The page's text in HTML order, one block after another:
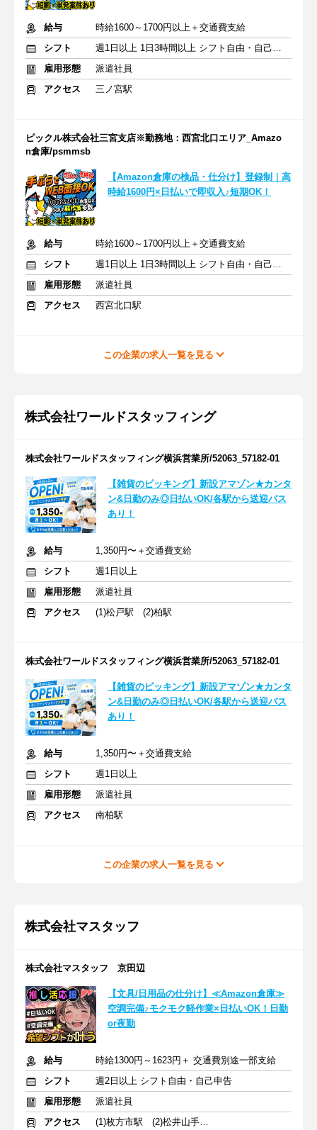
給与
時給1600～1700円以上＋交通費支給
シフト
週1日以上 1日3時間以上 シフト自由・自己申告
雇用形態
派遣社員
アクセス
三ノ宮駅
ピックル株式会社三宮支店※勤務地：西宮北口エリア_Amazo
n倉庫/psmmsb
【Amazon倉庫の検品・仕分け】登録制｜高
時給1600円×日払いで即収入♪短期OK！
給与
時給1600～1700円以上＋交通費支給
シフト
週1日以上 1日3時間以上 シフト自由・自己申告
雇用形態
派遣社員
アクセス
西宮北口駅
この企業の求人一覧を見る
株式会社ワールドスタッフィング
株式会社ワールドスタッフィング横浜営業所/52063_57182-01
【雑貨のピッキング】新設アマゾン★カンタ
ン&日勤のみ◎日払いOK/各駅から送迎バス
あり！
給与
1,350円〜＋交通費支給
シフト
週1日以上
雇用形態
派遣社員
アクセス
(1)松戸駅 (2)柏駅
株式会社ワールドスタッフィング横浜営業所/52063_57182-01
【雑貨のピッキング】新設アマゾン★カンタ
ン&日勤のみ◎日払いOK/各駅から送迎バス
あり！
給与
1,350円〜＋交通費支給
シフト
週1日以上
雇用形態
派遣社員
アクセス
南柏駅
この企業の求人一覧を見る
株式会社マスタッフ
株式会社マスタッフ 京田辺
【文具/日用品の仕分け】≪Amazon倉庫≫
空調完備♪モクモク軽作業×日払いOK！日勤
or夜勤
給与
時給1300円～1623円＋ 交通費別途一部支給
シフト
週2日以上 シフト自由・自己申告
雇用形態
派遣社員
アクセス
(1)枚方市駅 (2)松井山手駅 (3)新田辺駅